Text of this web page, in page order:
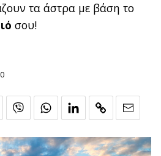
τα άστρα με βάση το
σου!